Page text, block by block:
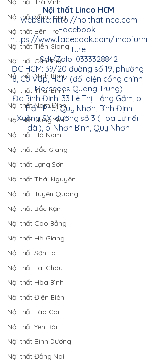
Nội thất Trà Vinh
Nội thất Vĩnh Long
Nội thất Bến Tre
Nội thất Tiền Giang
Nội thất Cần Thơ
Nội thất Ninh Bình
Nội thất Thái Bình
Nội thất Nam Định
Nội thất Hưng Yên
Nội thất Hà Nam
Nội thất Bắc Giang
Nội thất Lạng Sơn
Nội thất Thái Nguyên
Nội thất Tuyên Quang
Nội thất Bắc Kạn
Nội thất Cao Bằng
Nội thất Hà Giang
Nội thất Sơn La
Nội thất Lai Châu
Nội thất Hòa Bình
Nội thất Điện Biên
Nội thất Lào Cai
Nội thất Yên Bái
Nội thất Bình Dương
Nội thất Đồng Nai
Nội thất Linco HCM
Website: http://noithatlinco.com
Facebook:
https://www.facebook.com/lincofurni
ture
Sdt/Zalo: 0333328842
ĐC HCM: 39/20 đường số 19, phường
8, Gò Vấp, HCM (đối diện cổng chính
Mercedes Quang Trung)
Đc Bình Định: 33 Lê Thị Hồng Gấm, p.
Trần Phú, Quy Nhơn, Bình Định
Xưởng SX: đường số 3 (Hoa Lư nối
dài), p. Nhơn Bình, Quy Nhơn